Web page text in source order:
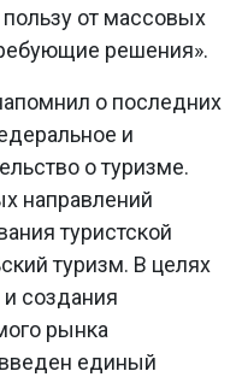
от массовых
решения».
о последних
и
о туризме.
направлений
туристской
туризм. В целях
создания
рынка
введен единый